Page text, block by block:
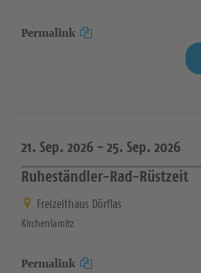
Permalink
21. Sep. 2026 - 25. Sep. 2026
Ruheständler-Rad-Rüstzeit
Freizeithaus Dörflas
Kirchenlamitz
Permalink